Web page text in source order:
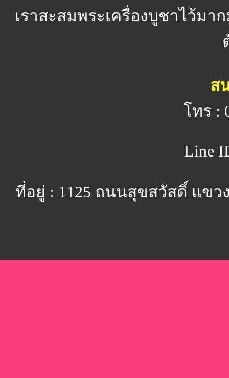
เราสะสมพระเครื่องบูชาไว้ม
ส
โทร :
Line
ที่อยู่ : 1125 ถนนสุขสวัสดิ์ แขว